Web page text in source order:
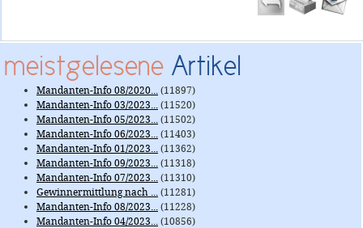
meistgelesene Artikel
Mandanten-Info 08/2020...(11897)
Mandanten-Info 03/2023...(11520)
Mandanten-Info 05/2023...(11502)
Mandanten-Info 06/2023...(11403)
Mandanten-Info 01/2023...(11362)
Mandanten-Info 09/2023...(11318)
Mandanten-Info 07/2023...(11310)
Gewinnermittlung nach ...(11281)
Mandanten-Info 08/2023...(11228)
Mandanten-Info 04/2023...(10856)